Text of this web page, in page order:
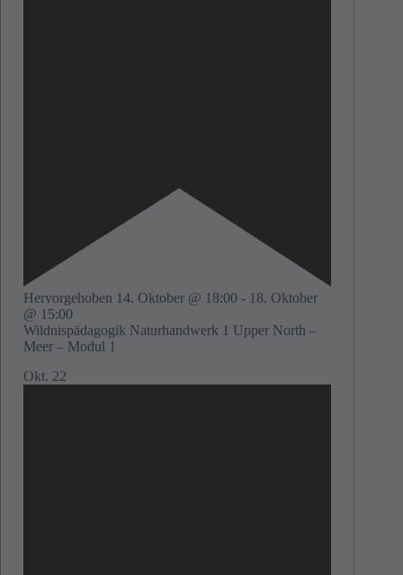
Hervorgehoben 14. Oktober @ 18:00 - 18. Oktober
@ 15:00
Wildnispädagogik Naturhandwerk 1 Upper North –
Meer – Modul 1
Okt. 22